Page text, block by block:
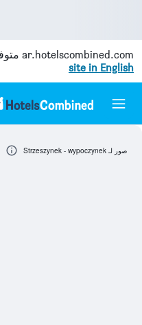
ar.hotelscombined.com
site in English
صور لـ Strzeszynek - wypoczynek